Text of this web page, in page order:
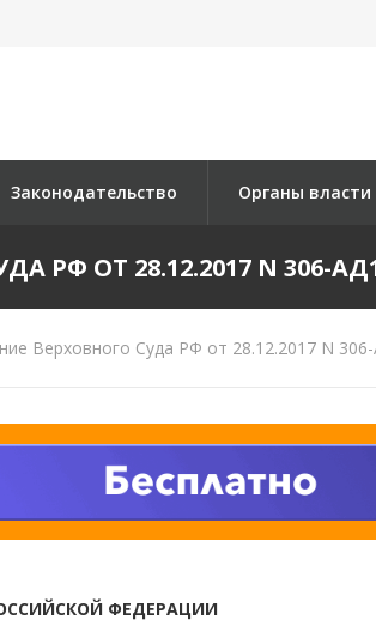
Законодательство Органы власти
ОТ 28.12.2017 N 306-
Верховного Суда РФ от 28.12.2017 N
ФЕДЕРАЦИИ